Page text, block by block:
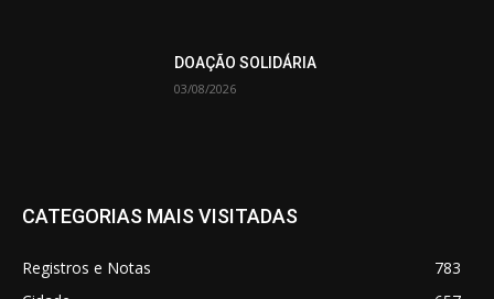
DOAÇÃO SOLIDÁRIA
03/08/2026
CATEGORIAS MAIS VISITADAS
Registros e Notas
783